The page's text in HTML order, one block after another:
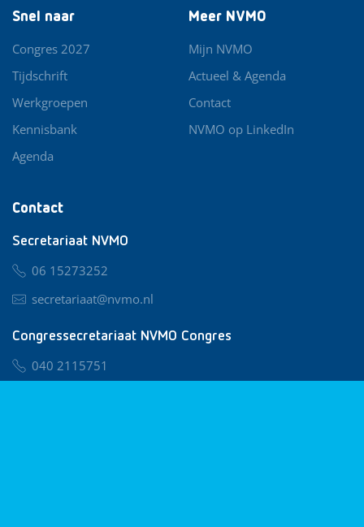
Contact
Secretariaat NVMO
06 15273252
secretariaat@nvmo.nl
Congressecretariaat NVMO Congres
040 2115751
Snel naar
Congres 2027
Tijdschrift
Werkgroepen
Kennisbank
Agenda
Meer NVMO
Mijn NVMO
Actueel & Agenda
Contact
NVMO op LinkedIn